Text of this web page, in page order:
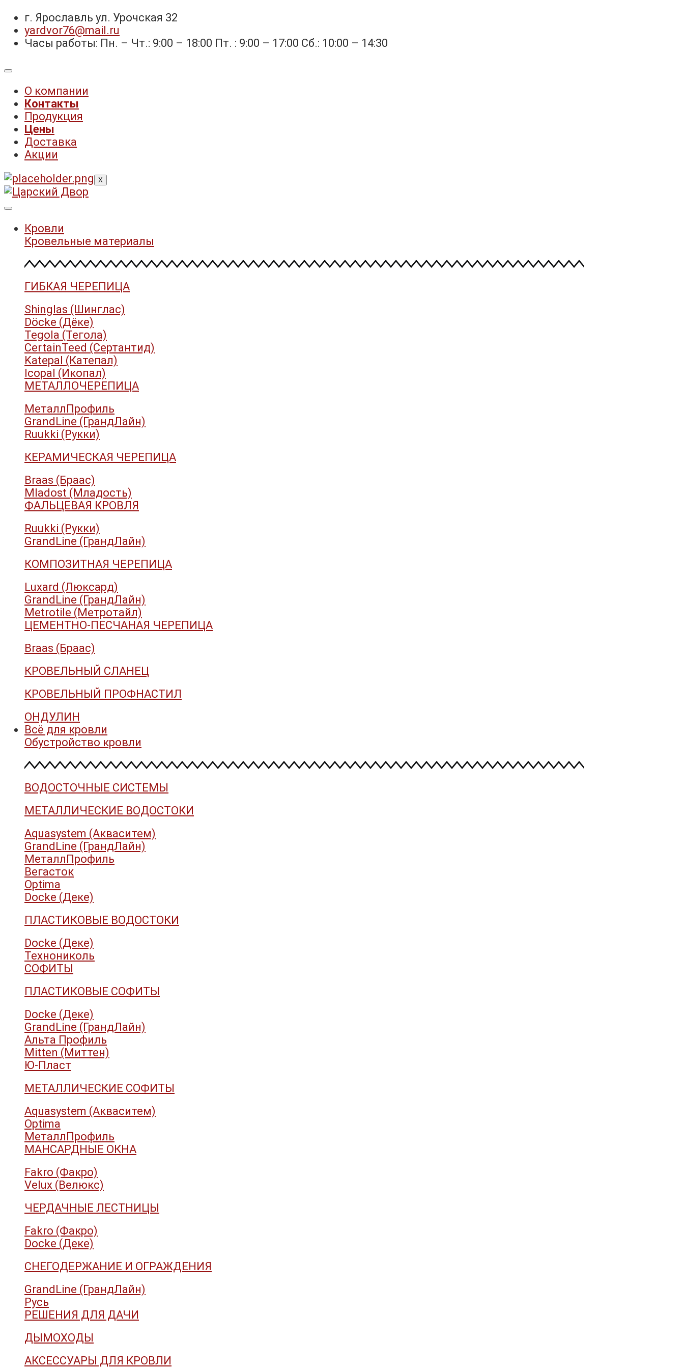
г. Ярославль ул. Урочская 32 ⁣⁣⁣⁣
yardvor76@mail.ru
Часы работы: Пн. – Чт.: 9:00 – 18:00 Пт. : 9:00 – 17:00 Сб.: 10:00 – 14:30
О компании
Контакты
Продукция
Цены
Доставка
Акции
X
Кровли
Кровельные материалы
ГИБКАЯ ЧЕРЕПИЦА
Shinglas (Шинглас)
Döcke (Дёке)
Tegola (Тегола)
CertainTeed (Сертантид)
Katepal (Катепал)
Icopal (Икопал)
МЕТАЛЛОЧЕРЕПИЦА
МеталлПрофиль
GrandLine (ГрандЛайн)
Ruukki (Рукки)
КЕРАМИЧЕСКАЯ ЧЕРЕПИЦА
Braas (Браас)
Mladost (Младость)
ФАЛЬЦЕВАЯ КРОВЛЯ
Ruukki (Рукки)
GrandLine (ГрандЛайн)
КОМПОЗИТНАЯ ЧЕРЕПИЦА
Luxard (Люксард)
GrandLine (ГрандЛайн)
Metrotile (Метротайл)
ЦЕМЕНТНО-ПЕСЧАНАЯ ЧЕРЕПИЦА
Braas (Браас)
КРОВЕЛЬНЫЙ СЛАНЕЦ
КРОВЕЛЬНЫЙ ПРОФНАСТИЛ
ОНДУЛИН
Всё для кровли
Обустройство кровли
ВОДОСТОЧНЫЕ СИСТЕМЫ
МЕТАЛЛИЧЕСКИЕ ВОДОСТОКИ
Aquasystem (Акваситем)
GrandLine (ГрандЛайн)
МеталлПрофиль
Вегасток
Optima
Docke (Деке)
ПЛАСТИКОВЫЕ ВОДОСТОКИ
Docke (Деке)
Технониколь
СОФИТЫ
ПЛАСТИКОВЫЕ СОФИТЫ
Docke (Деке)
GrandLine (ГрандЛайн)
Альта Профиль
Mitten (Миттен)
Ю-Пласт
МЕТАЛЛИЧЕСКИЕ СОФИТЫ
Aquasystem (Акваситем)
Optima
МеталлПрофиль
МАНСАРДНЫЕ ОКНА
Fakro (Факро)
Velux (Велюкс)
ЧЕРДАЧНЫЕ ЛЕСТНИЦЫ
Fakro (Факро)
Docke (Деке)
СНЕГОДЕРЖАНИЕ И ОГРАЖДЕНИЯ
GrandLine (ГрандЛайн)
Русь
РЕШЕНИЯ ДЛЯ ДАЧИ
ДЫМОХОДЫ
АКСЕССУАРЫ ДЛЯ КРОВЛИ